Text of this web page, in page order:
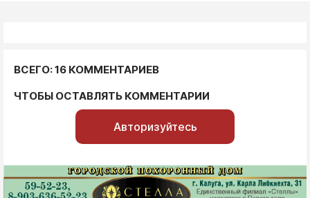
ВСЕГО: 16 КОММЕНТАРИЕВ
ЧТОБЫ ОСТАВЛЯТЬ КОММЕНТАРИИ
Авторизуйтесь